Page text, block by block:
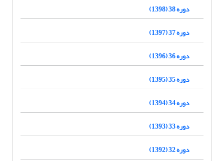
دوره 38 (1398)
دوره 37 (1397)
دوره 36 (1396)
دوره 35 (1395)
دوره 34 (1394)
دوره 33 (1393)
دوره 32 (1392)